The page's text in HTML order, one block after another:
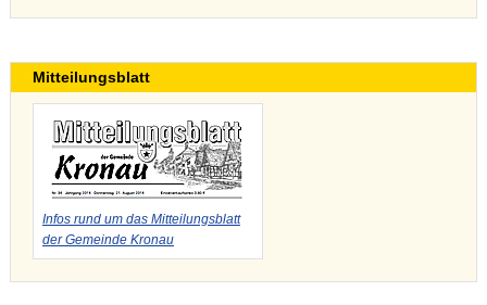
Mitteilungsblatt
Infos rund um das Mitteilungsblatt
der Gemeinde Kronau